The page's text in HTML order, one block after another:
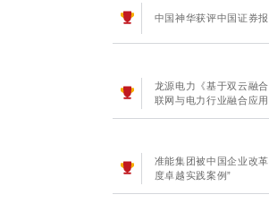
中国神华获评中国证券
龙源电力《基于双云融
联网与电力行业融合应
准能集团被中国企业改
度卓越实践案例”